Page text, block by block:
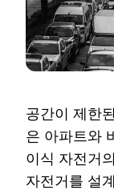
공간이 제한
은 아파트와
이식 자전거
자전거를 설